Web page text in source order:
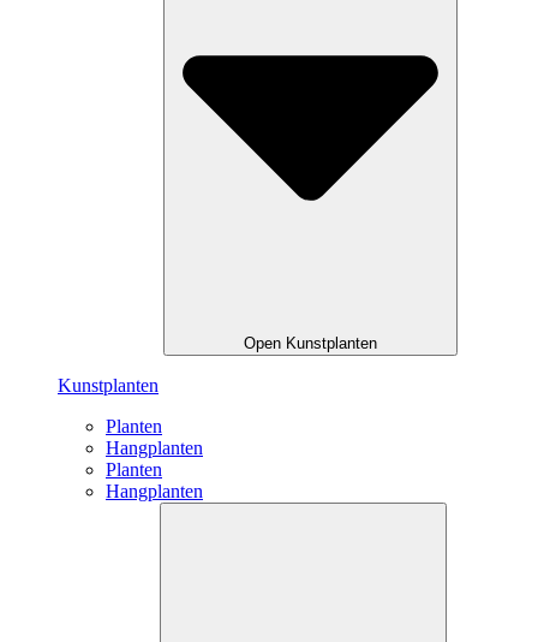
Open Kunstplanten
Kunstplanten
Planten
Hangplanten
Planten
Hangplanten